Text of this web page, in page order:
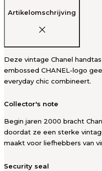
Artikelomschrijving
Deze vintage Chanel
embossed CHANEL-logo
everyday chic combineert.
Collector's note
Begin jaren 2000 bracht
doordat ze een sterke
maakt voor liefhebbers van
Security seal